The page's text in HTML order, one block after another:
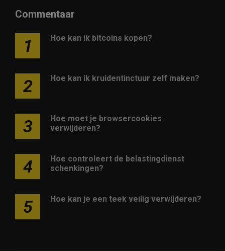
Commentaar
1 Hoe kan ik bitcoins kopen?
2 Hoe kan ik kruidentinctuur zelf maken?
3
Hoe moet je browsercookies
verwijderen?
4
Hoe controleert de belastingdienst
schenkingen?
5 Hoe kan je een teek veilig verwijderen?